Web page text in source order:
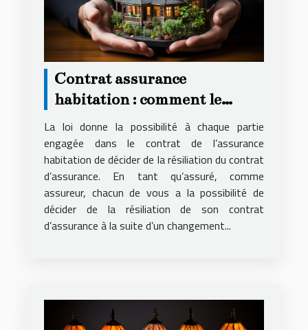
Contrat assurance
habitation : comment le
résilier ?
La loi donne la possibilité à chaque partie
engagée dans le contrat de l’assurance
habitation de décider de la résiliation du contrat
d’assurance. En tant qu’assuré, comme
assureur, chacun de vous a la possibilité de
décider de la résiliation de son contrat
d’assurance à la suite d’un changement...